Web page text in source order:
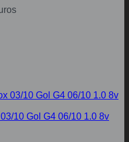
10 Gol G4 06/10 1.0 8v